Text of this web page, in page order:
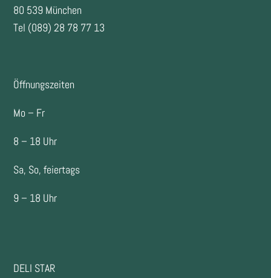
80 539 München
Tel (089) 28 78 77 13
Öffnungszeiten
Mo – Fr
8 – 18 Uhr
Sa, So, feiertags
9 – 18 Uhr
DELI STAR